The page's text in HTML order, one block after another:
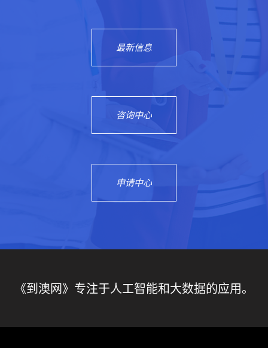
最新信息
咨询中心
申请中心
《到澳网》专注于人工智能和大数据的应用。